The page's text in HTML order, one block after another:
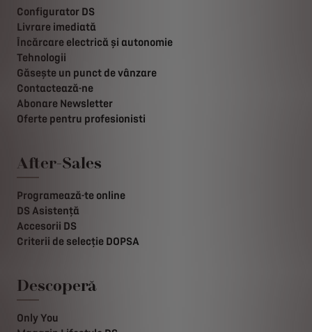
Configurator DS
Livrare imediată
Încărcare electrică și autonomie
Tehnologii
Găsește un punct de vânzare
Contactează-ne
Abonare Newsletter
Oferte pentru profesionisti
After-Sales
Programează-te online
DS Asistență
Accesorii DS
Criterii de selecție DOPSA
Descoperă
Only You